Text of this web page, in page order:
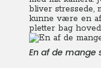
bliver stressede,
kunne være en
pletter bag
En af de mange